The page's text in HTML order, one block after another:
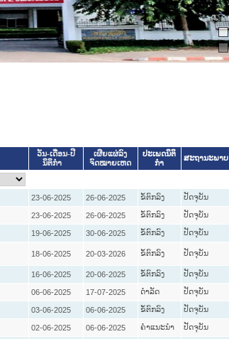
ວັນ-ເດືອນ-ປີ
ນິຕິກໍາ
ເຜີຍແຜ່ລົງ
ຈົດໝາຍເຫດ
ປະເພດນິຕິ
ກໍາ
ສະຖານະພາບ
23-06-2025 26-06-2025 ຂໍ້ຕົກລົງ ປັດຈຸບັນ
23-06-2025 26-06-2025 ຂໍ້ຕົກລົງ ປັດຈຸບັນ
19-06-2025 30-06-2025 ຂໍ້ຕົກລົງ ປັດຈຸບັນ
18-06-2025 20-03-2026 ຂໍ້ຕົກລົງ ປັດຈຸບັນ
16-06-2025 20-06-2025 ຂໍ້ຕົກລົງ ປັດຈຸບັນ
06-06-2025 17-07-2025 ດໍາລັດ ປັດຈຸບັນ
03-06-2025 06-06-2025 ຂໍ້ຕົກລົງ ປັດຈຸບັນ
02-06-2025 06-06-2025 ຄໍາແນະນໍາ ປັດຈຸບັນ